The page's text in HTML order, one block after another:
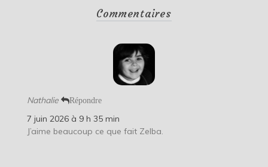
Commentaires
Nathalie Répondre
7 juin 2026 à 9 h 35 min
J’aime beaucoup ce que fait Zelba.